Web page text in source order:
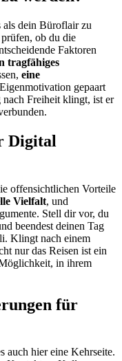
als dein Büroflair zu
ob du die
Faktoren
tragfähiges
eine
gepaart
Freiheit klingt, ist er
Digital
offensichtlichen Vorteile
Vielfalt, und
Stell dir vor, du
beendest deinen Tag
Klingt nach einem
nur das Reisen ist ein
in ihrem
für
auch hier eine Kehrseite.